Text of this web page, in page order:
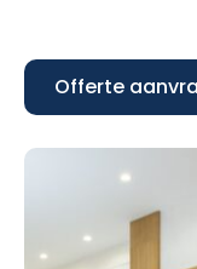
Offerte